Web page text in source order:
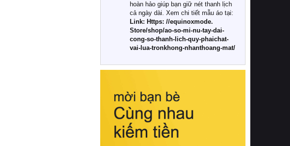
Khác với các dòng sản phẩm thông
thường, những bộ chăn ga gối đệm
cao cấp trải qua quy trình sản xuất
nghiêm ngặt từ khâu chọn lọc nguyên
liệu tự nhiên đến công nghệ dệt
nhuộm hiện đại không chứa hóa chất
này, bạn sẽ cảm nhận rõ rệt sự khác
hồi chuẩn xác của phần đệm nâng đỡ
cột sống.
Bên cạnh đó, việc lựa chọn các dòng
sản phẩm đạt chuẩn chất lượng quốc
tế còn giúp ngăn ngừa tình trạng kích
hoàn hảo giúp bạn giữ nét thanh lịch
cả ngày dài. Xem chi tiết mẫu áo tại:
Link: Https: //equinoxmode.
Store/shop/ao-so-mi-nu-tay-dai-
cong-so-thanh-lich-quy-phaichat-
vai-lua-tronkhong-nhanthoang-mat/